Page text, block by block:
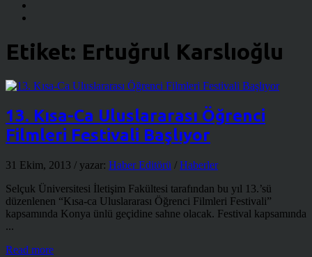
Etiket: Ertuğrul Karslıoğlu
13. Kısa-Ca Uluslararası Öğrenci
Filmleri Festivali Başlıyor
31 Ekim, 2013 / yazar: Haber Editörü / Haberler
Selçuk Üniversitesi İletişim Fakültesi tarafından bu yıl 13.’sü
düzenlenen “Kısa-ca Uluslararası Öğrenci Filmleri Festivali”
kapsamında Konya ünlü geçidine sahne olacak. Festival kapsamında
...
Read more